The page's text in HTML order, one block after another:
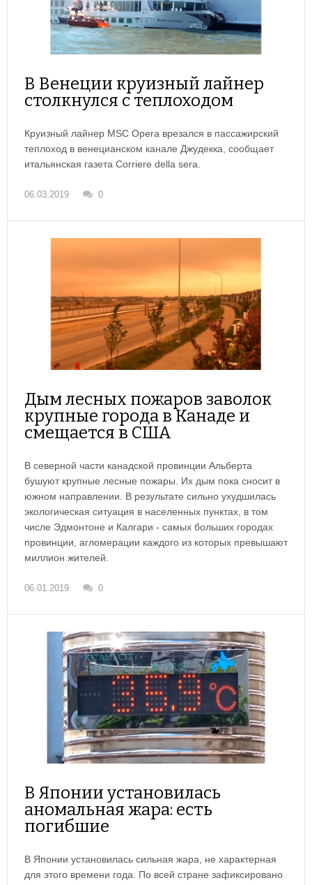
В Венеции круизный лайнер
столкнулся с теплоходом
Круизный лайнер MSC Opera врезался в пассажирский
теплоход в венецианском канале Джудекка, сообщает
итальянская газета Corriere della sera.
06.03.2019 0
Дым лесных пожаров заволок
крупные города в Канаде и
смещается в США
В северной части канадской провинции Альберта
бушуют крупные лесные пожары. Их дым пока сносит в
южном направлении. В результате сильно ухудшилась
экологическая ситуация в населенных пунктах, в том
числе Эдмонтоне и Калгари - самых больших городах
провинции, агломерации каждого из которых превышают
миллион жителей.
06.01.2019 0
В Японии установилась
аномальная жара: есть
погибшие
В Японии установилась сильная жара, не характерная
для этого времени года. По всей стране зафиксировано